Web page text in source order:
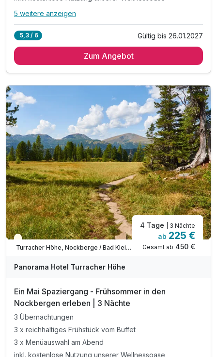
Alle Inklusivleistungen
5 x reichhaltiges Panoramafrühstück
inkl. kuschlige Bademäntel auf dem Zimmer
inkl. Wellnesstasche auf dem Zimmer
inkl. Nutzung des Fitnessraumes
inkl. 15 % Massagegutschein
inkl. Butlercard
5 weitere anzeigen
5,3 / 6 Gültig bis 26.01.2027
Zum Angebot
Saisonal verfügbar
Turracher Höhe, Nockberge / Bad Kleinkirchheim
4 Tage | 3 Nächte
ab 225 €
Gesamt ab 450 €
Panorama Hotel Turracher Höhe
Ein Mai Spaziergang - Frühsommer in den
Nockbergen erleben | 3 Nächte
3 Übernachtungen
3 x reichhaltiges Frühstück vom Buffet
3 x Menüauswahl am Abend
inkl. kostenlose Nutzung unserer Wellnessoase